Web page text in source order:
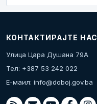
КОНТАКТИРАЈТЕ НАС
Улица Цара Душана 79А
Тел: +387 53 242 022
Е-маил: info@doboj.gov.ba